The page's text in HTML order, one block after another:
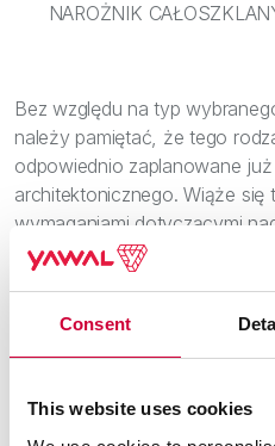
Consent
This website uses cookies
NAROŻNIK
Bez względu na typ
należy pamiętać, że tego
odpowiednio zaplanowane
architektonicznego. Wiąże
wymaganiami dotyczącymi
wzmocnienia stropu. Co
na oddziaływanie warunków
aluminium odznaczające się
właściwościami izolacyjności
Wsparcie programowe